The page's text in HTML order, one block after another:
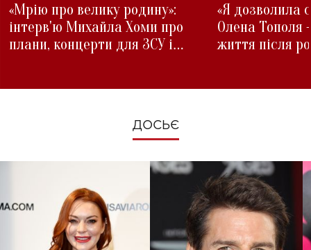
«Мрію про велику родину»:
інтерв'ю Михайла Хоми про
плани, концерти для ЗСУ і
«Я дозволила
Олена Тополя
життя після
ДОСЬЄ